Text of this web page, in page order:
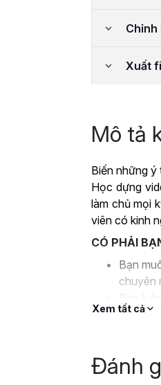
Chỉnh
Xuất
Mô tả
Biến những
Học dựng
làm chủ mọi
viên có kinh
CÓ PHẢI
Bạn
chuyên
Bạn
trên
Bạn là
việc
Xem tất cả
Đánh